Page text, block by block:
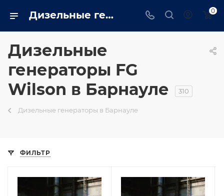
Дизельные генераторы fg wilson: Промышленные, бытовые купить в Барнауле на сайте - barnaul.trustenergo.ru 0
Дизельные
генераторы FG
Wilson в Барнауле
310
Дизельные генераторы в Барнауле
ФИЛЬТР